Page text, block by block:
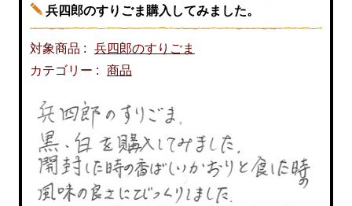
兵四郎のすりごま購入してみました。
対象商品 :
兵四郎のすりごま
カテゴリー :
商品